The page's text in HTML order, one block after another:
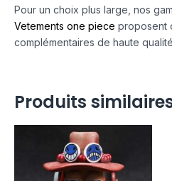
Pour un choix plus large, nos
Vetements one piece proposent
complémentaires de haute
Produits